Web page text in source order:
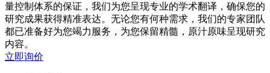
量控制体系的保证，我们为您呈现专业的学术翻译，确保您的
研究成果获得精准表达。无论您有何种需求，我们的专家团队
都已准备好为您竭力服务，为您保留精髓，原汁原味呈现研究
内容。
立即询价